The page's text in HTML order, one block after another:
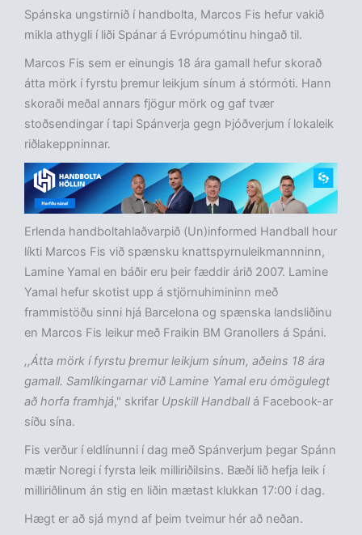
Spánska ungstirnið í handbolta, Marcos Fis hefur vakið
mikla athygli í liði Spánar á Evrópumótinu hingað til.
Marcos Fis sem er einungis 18 ára gamall hefur skorað
átta mörk í fyrstu þremur leikjum sínum á stórmóti. Hann
skoraði meðal annars fjögur mörk og gaf tvær
stoðsendingar í tapi Spánverja gegn Þjóðverjum í lokaleik
riðlakeppninnar.
Erlenda handboltahlaðvarpið (Un)informed Handball hour
líkti Marcos Fis við spænsku knattspyrnuleikmannninn,
Lamine Yamal en báðir eru þeir fæddir árið 2007. Lamine
Yamal hefur skotist upp á stjörnuhimininn með
frammistöðu sinni hjá Barcelona og spænska landsliðinu
en Marcos Fis leikur með Fraikin BM Granollers á Spáni.
,,Átta mörk í fyrstu þremur leikjum sínum, aðeins 18 ára
gamall. Samlíkingarnar við Lamine Yamal eru ómögulegt
að horfa framhjá," skrifar Upskill Handballá Facebook-ar
síðu sína.
Fis verður í eldlínunni í dag með Spánverjum þegar Spánn
mætir Noregi í fyrsta leik milliriðilsins. Bæði lið hefja leik í
milliriðlinum án stig en liðin mætast klukkan 17:00 í dag.
Hægt er að sjá mynd af þeim tveimur hér að neðan.